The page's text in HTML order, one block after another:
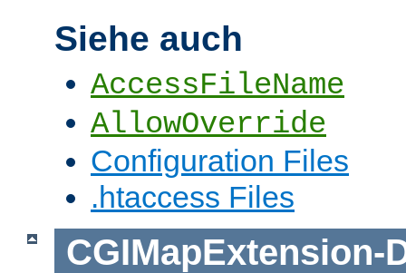
Siehe auch
AccessFileName
AllowOverride
Configuration Files
.htaccess Files
CGIMapExtension-